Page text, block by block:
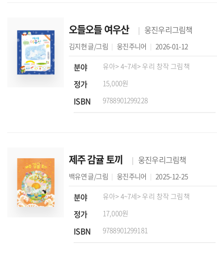
오들오들 여우산 웅진우리그림책
김지현 글/그림 웅진주니어 2026-01-12
분야 유아> 4~7세> 우리 창작 그림책
정가 15,000원
ISBN 9788901299228
제주 감귤 토끼 웅진우리그림책
백유연 글/그림 웅진주니어 2025-12-25
분야 유아> 4~7세> 우리 창작 그림책
정가 17,000원
ISBN 9788901299181